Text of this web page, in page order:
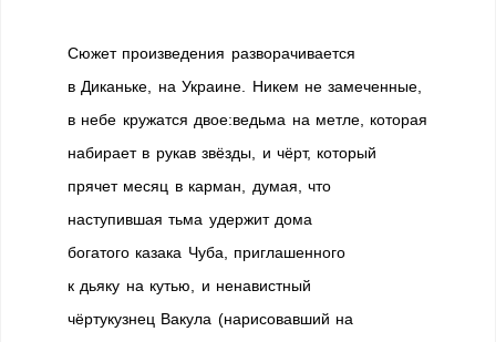
Сюжет произведения разворачивается
в Диканьке, на Украине. Никем не замеченные,
в небе кружатся двое:ведьма на метле, которая
набирает в рукав звёзды, и чёрт, который
прячет месяц в карман, думая, что
наступившая тьма удержит дома
богатого казака Чуба, приглашенного
к дьяку на кутью, и ненавистный
чёртукузнец Вакула (нарисовавший на